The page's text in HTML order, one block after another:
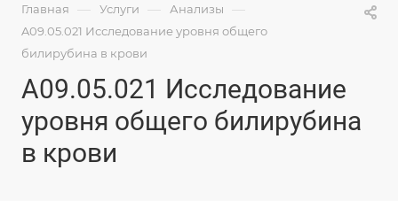
Главная — Услуги — Анализы —
A09.05.021 Исследование уровня общего
билирубина в крови
A09.05.021 Исследование
уровня общего билирубина
в крови